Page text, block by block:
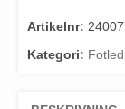
Artikelnr:
Kategori: Fotled